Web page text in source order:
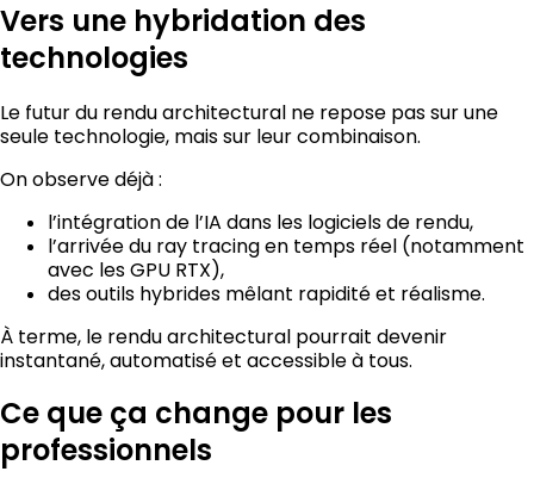
Vers une hybridation des
technologies
Le futur du rendu architectural ne repose pas sur une
seule technologie, mais sur leur combinaison.
On observe déjà :
l’intégration de l’IA dans les logiciels de rendu,
l’arrivée du ray tracing en temps réel (notamment
avec les GPU RTX),
des outils hybrides mêlant rapidité et réalisme.
À terme, le rendu architectural pourrait devenir
instantané, automatisé et accessible à tous.
Ce que ça change pour les
professionnels